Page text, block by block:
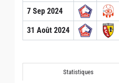
7 Sep 2024
31 Août 2024
Statistiques